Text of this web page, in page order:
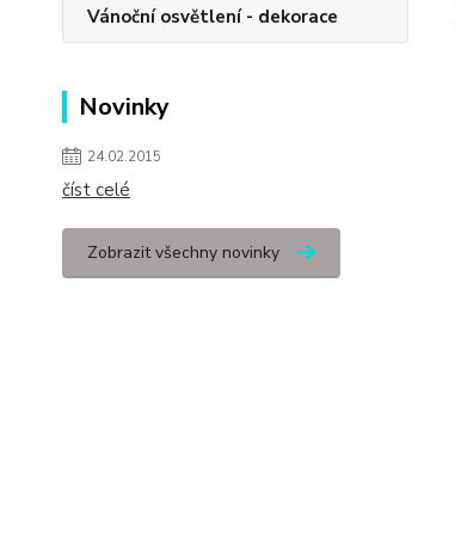
Vánoční osvětlení - dekorace
Novinky
24.02.2015
číst celé
Zobrazit všechny novinky